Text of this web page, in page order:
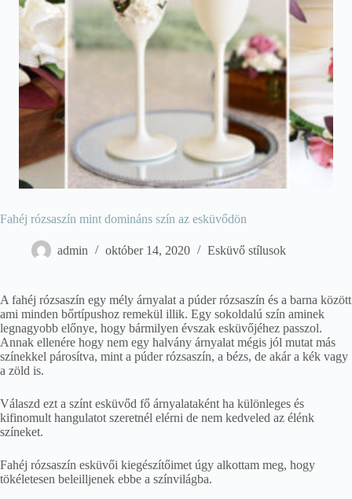
Fahéj rózsaszín mint domináns szín az esküvődön
admin október 14, 2020 Esküvő stílusok
A fahéj rózsaszín egy mély árnyalat a púder rózsaszín és a barna között
ami minden bőrtípushoz remekül illik. Egy sokoldalú szín aminek
legnagyobb előnye, hogy bármilyen évszak esküvőjéhez passzol.
Annak ellenére hogy nem egy halvány árnyalat mégis jól mutat más
színekkel párosítva, mint a púder rózsaszín, a bézs, de akár a kék vagy
a zöld is.
Válaszd ezt a színt esküvőd fő árnyalataként ha különleges és
kifinomult hangulatot szeretnél elérni de nem kedveled az élénk
színeket.
Fahéj rózsaszín esküvői kiegészítőimet úgy alkottam meg, hogy
tökéletesen beleilljenek ebbe a színvilágba.